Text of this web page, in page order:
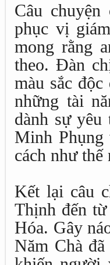
Câu
phục vị
mong rằng
theo. Đàn
màu sắc
những tài
dành sự
Minh Phụng
cách như thế
Kết lại câu
Thịnh đến
Hóa. Gây
Năm Chà